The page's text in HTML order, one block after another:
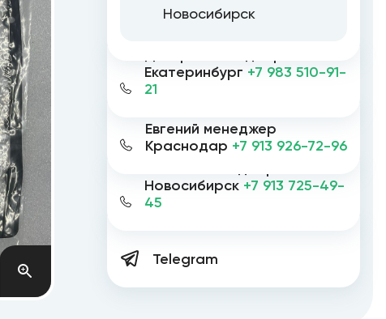
Telegram
Новосибирск +7 913 725-49-
45
Евгений менеджер
Краснодар +7 913 926-72-96
Екатеринбург +7 983 510-91-
21
Новосибирск